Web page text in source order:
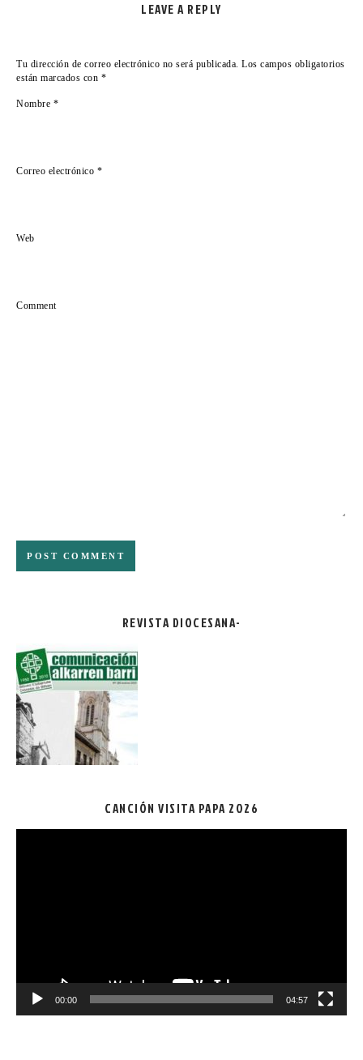
LEAVE A REPLY
Tu dirección de correo electrónico no será publicada. Los campos obligatorios
están marcados con *
Nombre *
Correo electrónico *
Web
Comment
REVISTA DIOCESANA-
CANCIÓN VISITA PAPA 2026
00:00 04:57